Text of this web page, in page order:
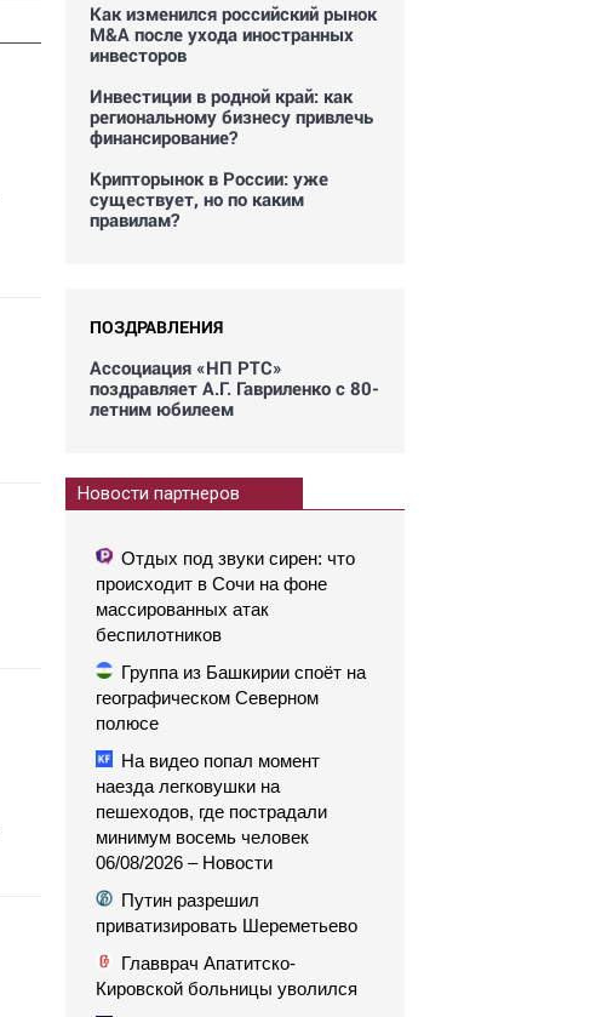
Как изменился российский рынок
M&A после ухода иностранных
инвесторов
Инвестиции в родной край: как
региональному бизнесу привлечь
финансирование?
Крипторынок в России: уже
существует, но по каким
правилам?
ПОЗДРАВЛЕНИЯ
Ассоциация «НП РТС»
поздравляет А.Г. Гавриленко с 80-
летним юбилеем
Новости партнеров
Отдых под звуки сирен: что
происходит в Сочи на фоне
массированных атак
беспилотников
Группа из Башкирии споёт на
географическом Северном
полюсе
На видео попал момент
наезда легковушки на
пешеходов, где пострадали
минимум восемь человек
06/08/2026 – Новости
Путин разрешил
приватизировать Шереметьево
Главврач Апатитско-
Кировской больницы уволился